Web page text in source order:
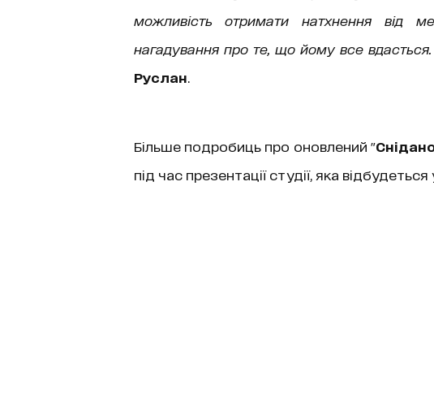
можливість отримати натхнення
нагадування про те, що йому все
Руслан
Більше подробиць про оновлений "
під час презентації студії, яка